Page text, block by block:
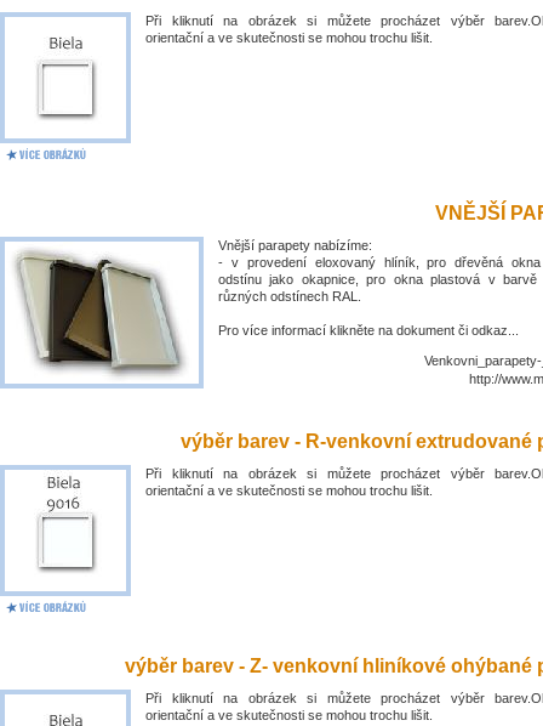
Při kliknutí na obrázek si můžete procházet výběr
orientační a ve skutečnosti se mohou trochu lišit.
VNĚJŠÍ
Vnější parapety nabízíme:
- v provedení eloxovaný hlíník, pro dřevěná
odstínu jako okapnice, pro okna plastová v
různých odstínech RAL.
Pro více informací klikněte na dokument či odkaz...
http://
výběr barev - R-venkovní extrudované
Při kliknutí na obrázek si můžete procházet výběr
orientační a ve skutečnosti se mohou trochu lišit.
výběr barev - Z- venkovní hliníkové ohýbané
Při kliknutí na obrázek si můžete procházet výběr
orientační a ve skutečnosti se mohou trochu lišit.